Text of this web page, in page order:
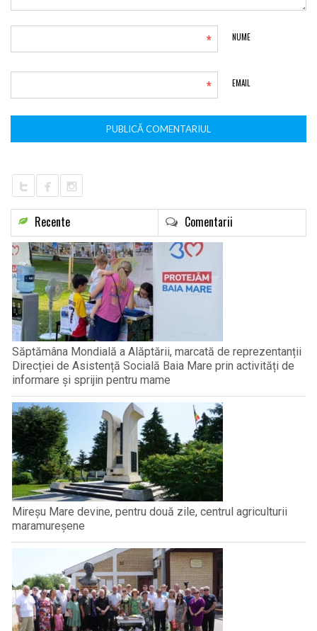
NUME
*
EMAIL
*
Recente Comentarii
Săptămâna Mondială a Alăptării, marcată de reprezentanții
Direcției de Asistență Socială Baia Mare prin activități de
informare și sprijin pentru mame
Mireșu Mare devine, pentru două zile, centrul agriculturii
maramureșene